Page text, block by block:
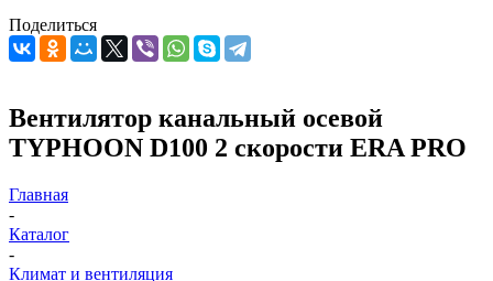
Поделиться
Вентилятор канальный осевой
TYPHOON D100 2 скорости ERA PRO
Главная
-
Каталог
-
Климат и вентиляция